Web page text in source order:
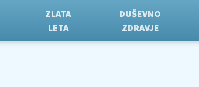
ZLATA
LETA
DUŠEVNO
ZDRAVJE